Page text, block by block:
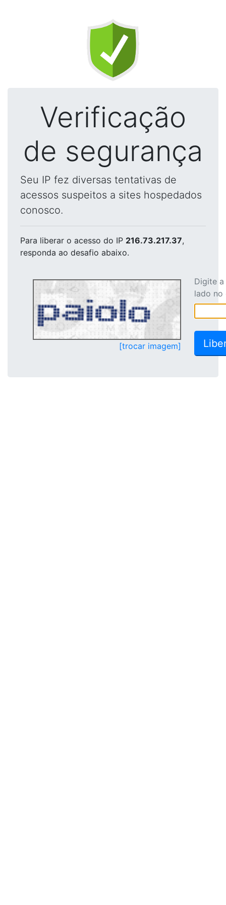
Verificação
de segurança
Seu IP fez diversas tentativas de
acessos suspeitos a sites hospedados
conosco.
Para liberar o acesso do IP 216.73.217.37,
responda ao desafio abaixo.
[trocar imagem]
Digite
lado no